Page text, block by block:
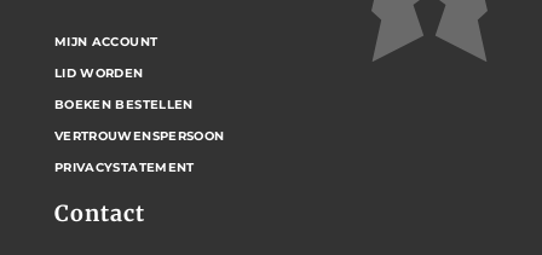
Contact
MIJN ACCOUNT
LID WORDEN
BOEKEN BESTELLEN
VERTROUWENSPERSOON
PRIVACYSTATEMENT